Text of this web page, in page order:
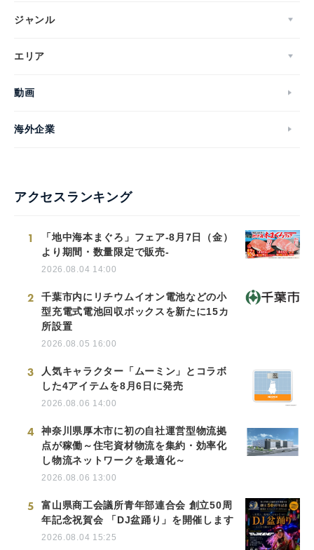
ジャンル
エリア
動画
海外企業
アクセスランキング
1
「地中海本まぐろ」フェア-8月7日（金）
より期間・数量限定で販売-
2026.08.04 14:00
2
千葉市内にリチウムイオン電池などの小
型充電式電池回収ボックスを新たに15カ
所設置
2026.08.05 16:00
3
人気キャラクター「ムーミン」とコラボ
した4アイテムを8月6日に発売
2026.08.06 14:00
4
神奈川県厚木市に初の自社運営型物流拠
点が稼働～住宅資材物流を集約・効率化
し物流ネットワークを最適化～
2026.08.06 13:00
5
富山県商工会議所青年部連合会 創立50周
年記念祝賀会 「DJ盆踊り」を開催します
2026.08.04 15:25